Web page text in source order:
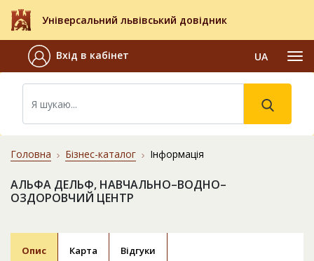
Універсальний львівський довідник
Вхід в кабінет UA
Головна Бізнес-каталог Інформація
АЛЬФА ДЕЛЬФ, НАВЧАЛЬНО–ВОДНО–
ОЗДОРОВЧИЙ ЦЕНТР
Опис Карта Відгуки